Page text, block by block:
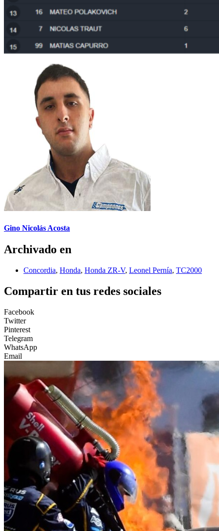
Gino Nicolás Acosta
Archivado en
Concordia, Honda, Honda ZR-V, Leonel Pernía, TC2000
Compartir en tus redes sociales
Facebook
Twitter
Pinterest
Telegram
WhatsApp
Email